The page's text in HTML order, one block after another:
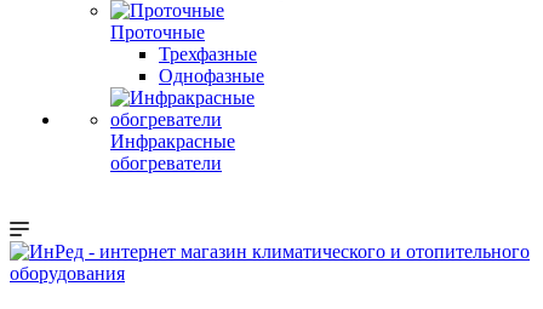
Проточные
Трехфазные
Однофазные
Инфракрасные
обогреватели